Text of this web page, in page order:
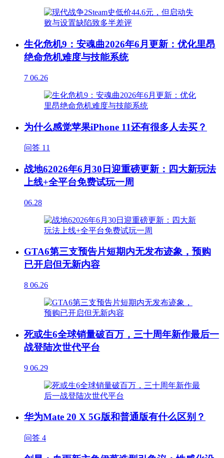
生化危机9：安魂曲2026年6月更新：优化里昂
绝命危机难度与技能系统
7 06.26
为什么感觉苹果iPhone 11还有很多人去买？
问答 11
战地62026年6月30日迎重磅更新：四大新玩法
上线+全平台免费试玩一周
06.28
GTA6第三支预告片短期内无发布迹象，预购
已开启但无新内容
8 06.26
死或生6全球销量破百万，三十周年新作最后一
战登陆次世代平台
9 06.29
华为Mate 20 X 5G版和普通版有什么区别？
问答 4